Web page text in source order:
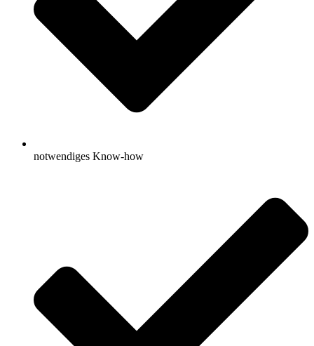
notwendiges Know-how